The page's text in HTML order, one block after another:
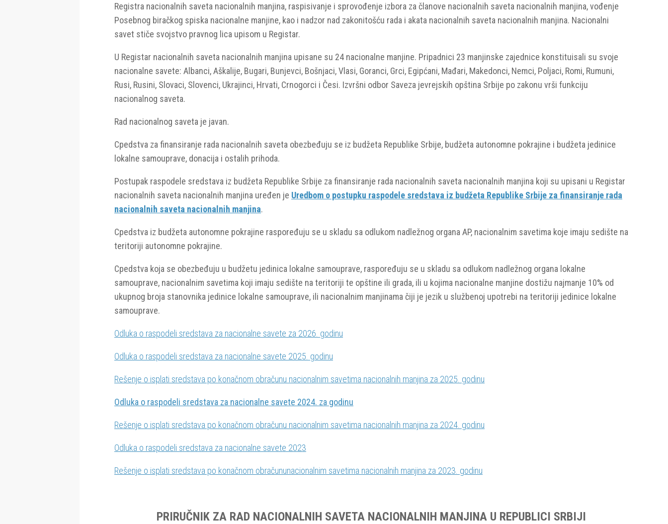
Registra nacionalnih saveta nacionalnih manjina, raspisivanje i sprovođenje izbora za članove nacionalnih saveta nacionalnih manjina, vođenje
Posebnog biračkog spiska nacionalne manjine, kao i nadzor nad zakonitošću rada i akata nacionalnih saveta nacionalnih manjina. Nacionalni
savet stiče svojstvo pravnog lica upisom u Registar.
U Registar nacionalnih saveta nacionalnih manjina upisane su 24 nacionalne manjine. Pripadnici 23 manjinske zajednice konstituisali su svoje
nacionalne savete: Albanci, Aškalije, Bugari, Bunjevci, Bošnjaci, Vlasi, Goranci, Grci, Egipćani, Mađari, Makedonci, Nemci, Poljaci, Romi, Rumuni,
Rusi, Rusini, Slovaci, Slovenci, Ukrajinci, Hrvati, Crnogorci i Česi. Izvršni odbor Saveza jevrejskih opština Srbije po zakonu vrši funkciju
nacionalnog saveta.
Rad nacionalnog saveta je javan.
Срedstva za finansiranje rada nacionalnih saveta obezbeđuju se iz budžeta Republike Srbije, budžeta autonomne pokrajine i budžeta jedinice
lokalne samouprave, donacija i ostalih prihoda.
Postupak raspodele sredstava iz budžeta Republike Srbije za finansiranje rada nacionalnih saveta nacionalnih manjina koji su upisani u Registar
nacionalnih saveta nacionalnih manjina uređen je Uredbom o postupku raspodele sredstava iz budžeta Republike Srbije za finansiranje rada
nacionalnih saveta nacionalnih manjina.
Срedstva iz budžeta autonomne pokrajine raspoređuju se u skladu sa odlukom nadležnog organa AP, nacionalnim savetima koje imaju sedište na
teritoriji autonomne pokrajine.
Срedstva koja se obezbeđuju u budžetu jedinica lokalne samouprave, raspoređuju se u skladu sa odlukom nadležnog organa lokalne
samouprave, nacionalnim savetima koji imaju sedište na teritoriji te opštine ili grada, ili u kojima nacionalne manjine dostižu najmanje 10% od
ukupnog broja stanovnika jedinice lokalne samouprave, ili nacionalnim manjinama čiji je jezik u službenoj upotrebi na teritoriji jedinice lokalne
samouprave.
Odluka o raspodeli sredstava za nacionalne savete za 2026. godinu
Odluka o raspodeli sredstava za nacionalne savete 2025. godinu
Rešenje o isplati sredstava po konačnom obračunu nacionalnim savetima nacionalnih manjina za 2025. godinu
Odluka o raspodeli sredstava za nacionalne savete 2024. za godinu
Rešenje o isplati sredstava po konačnom obračunu nacionalnim savetima nacionalnih manjina za 2024. godinu
Odluka o raspodeli sredstava za nacionalne savete 2023
Rešenje o isplati sredstava po konačnom obračununacionalnim savetima nacionalnih manjina za 2023. godinu
PRIRUČNIK ZA RAD NACIONALNIH SAVETA NACIONALNIH MANJINA U REPUBLICI SRBIJI